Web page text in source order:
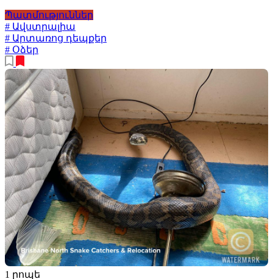
Պատմություններ
# Ավստրալիա
# Արտառոց դեպքեր
# Օձեր
1 րոպե